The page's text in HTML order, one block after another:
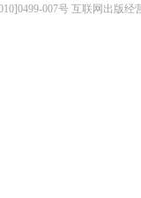
007号 互联网出版